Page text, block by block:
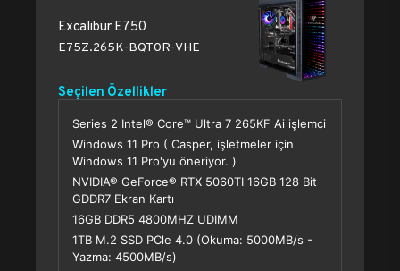
Excalibur E750
E75Z.265K-BQT0R-VHE
Seçilen Özellikler
Series 2 Intel® Core™ Ultra 7 265KF Ai işlemci
Windows 11 Pro ( Casper, işletmeler için
Windows 11 Pro'yu öneriyor. )
NVIDIA® GeForce® RTX 5060TI 16GB 128 Bit
GDDR7 Ekran Kartı
16GB DDR5 4800MHZ UDIMM
1TB M.2 SSD PCle 4.0 (Okuma: 5000MB/s -
Yazma: 4500MB/s)